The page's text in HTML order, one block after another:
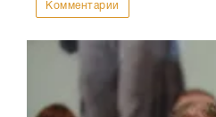
Комментарии